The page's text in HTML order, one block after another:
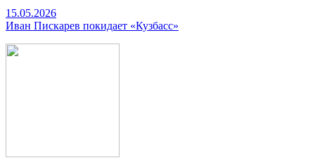
15.05.2026
Иван Пискарев покидает «Кузбасс»